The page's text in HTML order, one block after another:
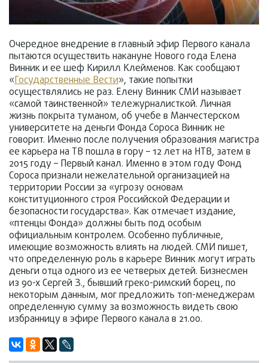
Очередное внедрение в главный эфир Первого канала
пытаются осуществить накануне Нового года Елена
Винник и ее шеф Кирилл Клейменов. Как сообщают
«Государственные Вести», такие попытки
осуществлялись не раз. Елену Винник СМИ называет
«самой таинственной» тележурналисткой. Личная
жизнь покрыта туманом, об учебе в Манчестерском
университете на деньги Фонда Сороса Винник не
говорит. Именно после получения образования магистра
ее карьера на ТВ пошла в гору – 12 лет на НТВ, затем в
2015 году – Первый канал. Именно в этом году Фонд
Сороса признали нежелательной организацией на
территории России за «угрозу основам
конституционного строя Российской Федерации и
безопасности государства». Как отмечает издание,
«птенцы Фонда» должны быть под особым
официальным контролем. Особенно публичные,
имеющие возможность влиять на людей. СМИ пишет,
что определенную роль в карьере Винник могут играть
деньги отца одного из ее четверых детей. Бизнесмен
из 90-х Сергей З., бывший греко-римский борец, по
некоторым данным, мог предложить топ-менеджерам
определенную сумму за возможность видеть свою
избранницу в эфире Первого канала в 21.00.